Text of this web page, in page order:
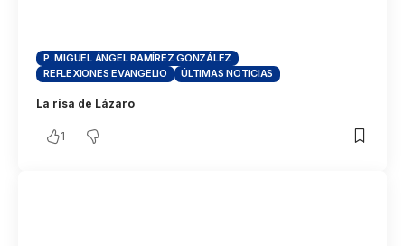
P. MIGUEL ÁNGEL RAMÍREZ GONZÁLEZ
REFLEXIONES EVANGELIO
ÚLTIMAS NOTICIAS
La risa de Lázaro
1